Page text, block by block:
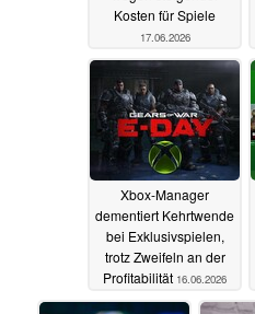
Kosten für Spiele
17.06.2026
Xbox-Manager
dementiert Kehrtwende
bei Exklusivspielen,
trotz Zweifeln an der
Profitabilität 16.06.2026